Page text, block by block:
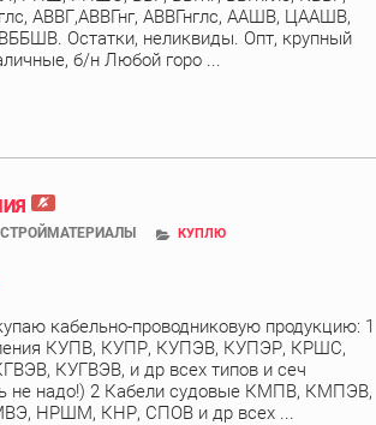
АВВГ,АВВГнг, АВВГнглс, ААШВ, ЦААШВ,
Остатки, неликвиды. Опт, крупный
б/н Любой горо ...
СТРОЙМАТЕРИАЛЫ КУПЛЮ
кабельно-проводниковую продукцию: 1
КУПВ, КУПР, КУПЭВ, КУПЭР, КРШС,
КУГВЭВ, и др всех типов и сеч
не надо!) 2 Кабели судовые КМПВ, КМПЭВ,
НРШМ, КНР, СПОВ и др всех ...